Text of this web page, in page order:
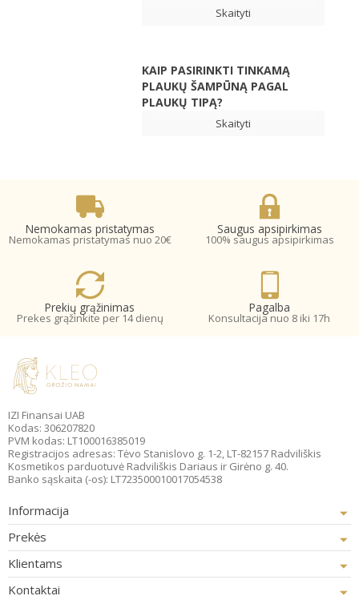
Skaityti
KAIP PASIRINKTI TINKAMĄ
PLAUKŲ ŠAMPŪNĄ PAGAL
PLAUKŲ TIPĄ?
Skaityti
Nemokamas pristatymas
Nemokamas pristatymas nuo 20€
Saugus apsipirkimas
100% saugus apsipirkimas
Prekių grąžinimas
Prekes grąžinkite per 14 dienų
Pagalba
Konsultacija nuo 8 iki 17h
IZI Finansai UAB
Kodas: 306207820
PVM kodas: LT100016385019
Registracijos adresas: Tėvo Stanislovo g. 1-2, LT-82157 Radviliškis
Kosmetikos parduotuvė Radviliškis Dariaus ir Girėno g. 40.
Banko sąskaita (-os): LT723500010017054538
Informacija
Prekės
Klientams
Kontaktai